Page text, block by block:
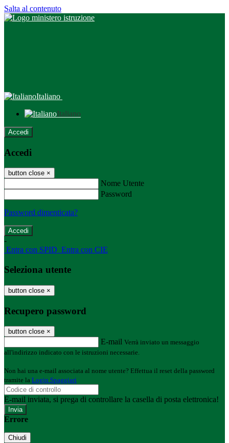
Salta al contenuto
Italiano
Italiano
Accedi
Accedi
button close ×
Nome Utente
Password
Password dimenticata?
-
Entra con SPID Entra con CIE
Seleziona utente
button close ×
Recupero password
button close ×
E-mail Verrà inviato un messaggio
all'indirizzo indicato con le istruzioni necessarie.
Non hai una e-mail associata al nome utente? Effettua il reset della password
tramite la Login Spaggiari
E-mail inviata, si prega di controllare la casella di posta elettronica!
Errore
Chiudi